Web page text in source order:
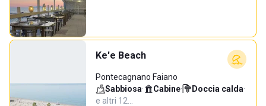
Ke'e Beach
Pontecagnano Faiano
Sabbiosa· Cabine· Doccia calda·
e altri 12…